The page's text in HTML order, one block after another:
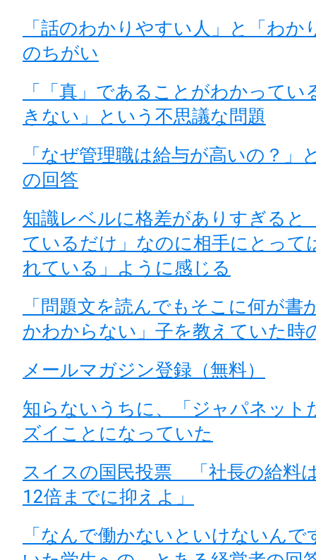
「話のわかりやすい人」と「わか
のちがい
「「真」であることがわかってい
きない」という不思議な問題
「なぜ管理職は給与が高いの？」
の回答
知識レベルに格差がありすぎると
ているだけ」なのに相手にとって
れている」ように感じる
「問題文を読んでもそこに何が書
かわからない」子を教えていた時
メールマガジン登録（無料）
知らないうちに、「ジャパネット
ズイことになっていた
スイスの国民投票 「社長の給料
12倍までに抑えよ」
「なんで働かないといけないんで